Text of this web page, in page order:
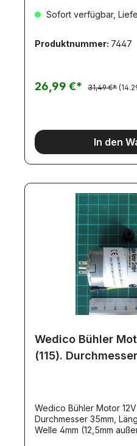
Sofort verfügbar,
Produktnummer: 7447
26,99 €* 31,49 €*
In den
Wedico Bühler
(115).
Wedico Bühler Motor 12V
Durchmesser 35mm,
Welle 4mm (12,5mm